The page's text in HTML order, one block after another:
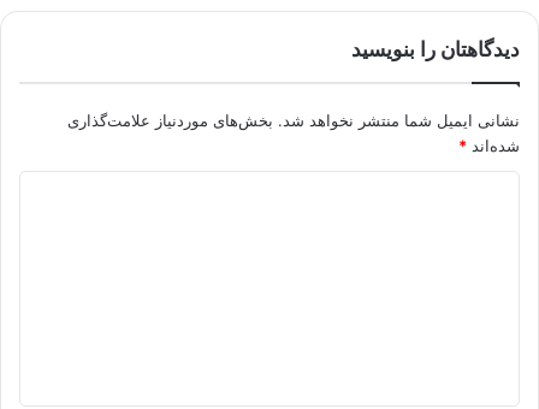
دیدگاهتان را بنویسید
نشانی ایمیل شما منتشر نخواهد شد. بخش‌های موردنیاز علامت‌گذاری
شده‌اند *
*